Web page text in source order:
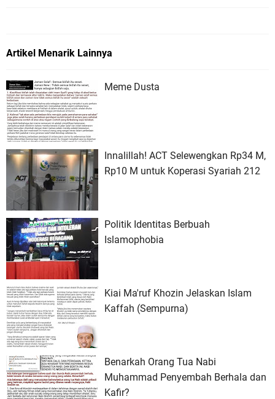
Artikel Menarik Lainnya
Meme Dusta
Innalillah! ACT Selewengkan Rp34 M,
Rp10 M untuk Koperasi Syariah 212
Politik Identitas Berbuah
Islamophobia
Kiai Ma'ruf Khozin Jelaskan Islam
Kaffah (Sempurna)
Benarkah Orang Tua Nabi
Muhammad Penyembah Berhala dan
Kafir?